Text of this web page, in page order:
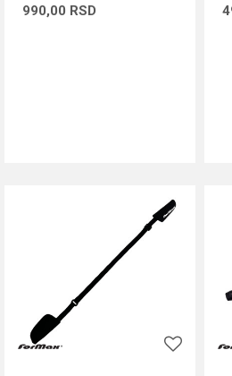
990,00 RSD